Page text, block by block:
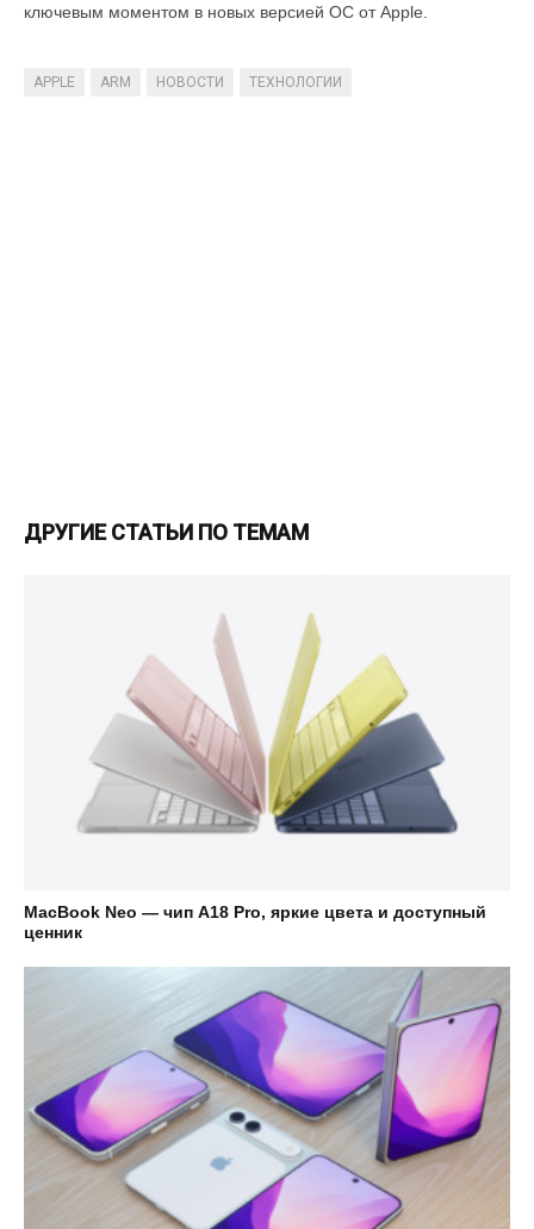
ключевым моментом в новых версией ОС от Apple.
APPLE ARM НОВОСТИ ТЕХНОЛОГИИ
ДРУГИЕ СТАТЬИ ПО ТЕМАМ
MacBook Neo — чип A18 Pro, яркие цвета и доступный
ценник